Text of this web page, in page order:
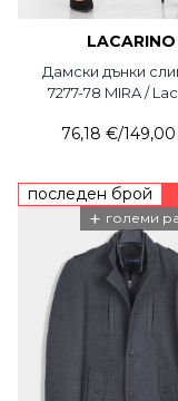
LACARINO
Дамски дънки
7277-78 MIRA /
76,18 €/149,00
последен брой
+ големи